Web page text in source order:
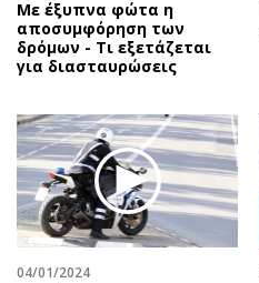
Με έξυπνα φώτα η
αποσυμφόρηση των
δρόμων - Τι εξετάζεται
για διασταυρώσεις
04/01/2024